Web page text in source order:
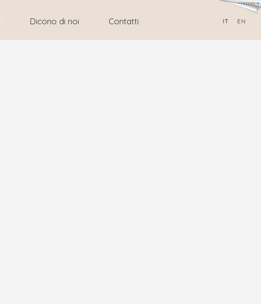
Dicono di noi Contatti IT EN